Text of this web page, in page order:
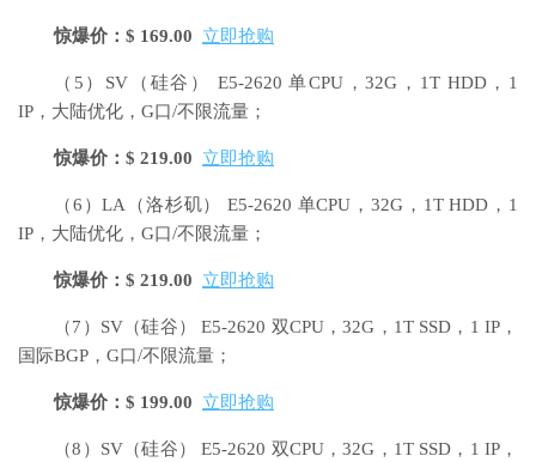
惊爆价：$ 169.00 立即抢购
（5）SV（硅谷）
E5-2620 单CPU，32G，1T HDD，1
IP，大陆优化，G口/不限流量；
惊爆价：$ 219.00 立即抢购
（6）LA（洛杉矶）
E5-2620 单CPU，32G，1T HDD，1
IP，大陆优化，G口/不限流量；
惊爆价：$ 219.00 立即抢购
（7）SV（硅谷）
E5-2620 双CPU，32G，1T SSD，1 IP，
国际BGP，G口/不限流量；
惊爆价：$ 199.00 立即抢购
（8）SV（硅谷）
E5-2620 双CPU，32G，1T SSD，1 IP，